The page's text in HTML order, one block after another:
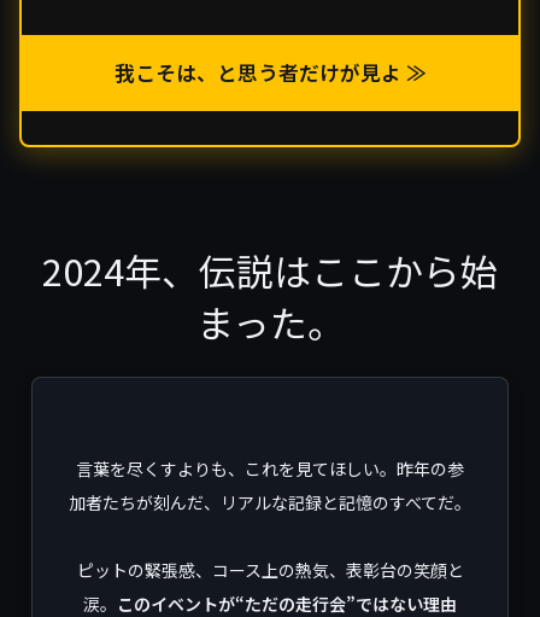
我こそは、と思う者だけが見よ ≫
2024年、伝説はここから始
まった。
言葉を尽くすよりも、これを見てほしい。昨年の参
加者たちが刻んだ、リアルな記録と記憶のすべてだ。
ピットの緊張感、コース上の熱気、表彰台の笑顔と
涙。 このイベントが“ただの走行会”ではない理由